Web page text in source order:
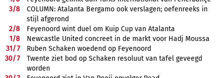
3/8
COLUMN: Atalanta Bergamo ook verslagen; oefenreeks in
stijl afgerond
2/8
Feyenoord wint duel om Kuip Cup van Atalanta
1/8
Newcastle United concreet in de markt voor Hadj Moussa
31/7
Ruben Schaken woedend op Feyenoord
30/7
Twente ziet bod op Schaken resoluut van tafel geveegd
worden